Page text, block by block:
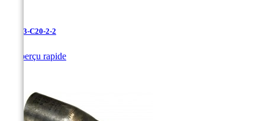
LAN-3-C20-2-2
Aperçu rapide